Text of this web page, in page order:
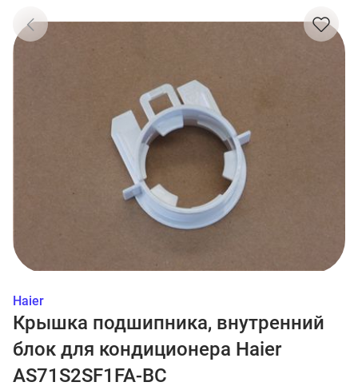
Haier
Крышка подшипника, внутренний
блок для кондиционера Haier
AS71S2SF1FA-BC